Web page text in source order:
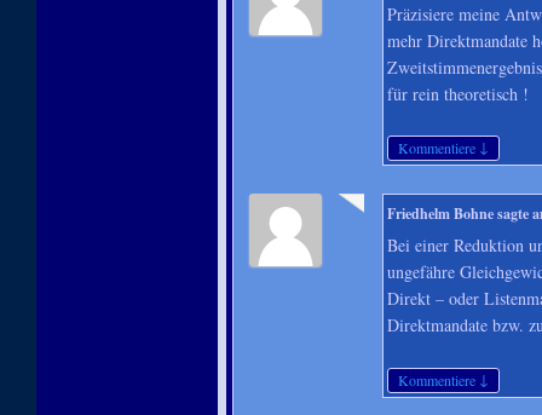
Präzisiere meine
mehr Direktmandate
für rein theoretisch !
Kommentiere ↓
Friedhelm Bohnesagte
Bei einer Reduktion
ungefähre
Direkt – oder
Direktmandate bzw.
Kommentiere ↓